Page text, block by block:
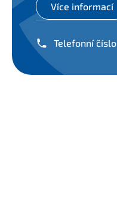
Více informací
Telefonní číslo